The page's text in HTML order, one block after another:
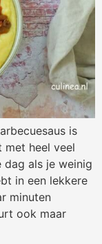
is
met heel veel
dag als je weinig
in een lekkere
minuten
ook maar